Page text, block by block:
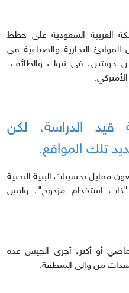
العربية السعودية على خطط
الموانئ التجارية والصناعية في
جويتين، في تبوك والطائف،
قيد الدراسة، لكن
تلك المواقع.
مقابل تحسينات البنية التحتية
"ذات استخدام مزدوج"، وليس
أو أكثر، أجرى الجيش عدة
من وإلى المنطقة.